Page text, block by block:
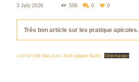
3 July 2026 556 0 0
Très bon article sur les pratique apicoles.
LSA N°333 Mai-Juin 2026-(pages 5à18) Télécharger